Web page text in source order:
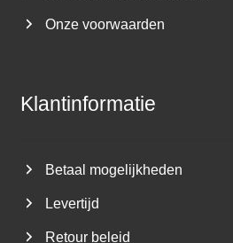
Onze voorwaarden
Klantinformatie
Betaal mogelijkheden
Levertijd
Retour beleid